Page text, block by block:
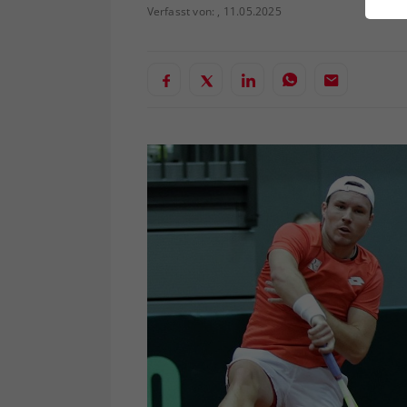
Verfasst von: , 11.05.2025